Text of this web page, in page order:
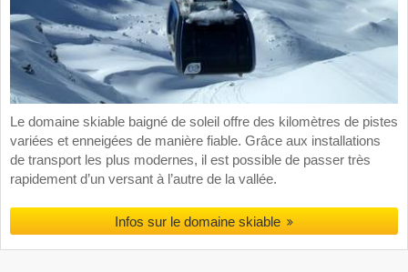
Le domaine skiable baigné de soleil offre des kilomètres de pistes
variées et enneigées de manière fiable. Grâce aux installations
de transport les plus modernes, il est possible de passer très
rapidement d’un versant à l’autre de la vallée.
Infos sur le domaine skiable